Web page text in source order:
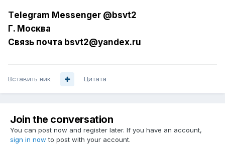
Tеlеgrаm Messеngеr @bsvt2
Г. Москва
Связь почта bsvt2@yandex.ru
Вставить ник Цитата
Join the conversation
You can post now and register later. If you have an account,
sign in now to post with your account.